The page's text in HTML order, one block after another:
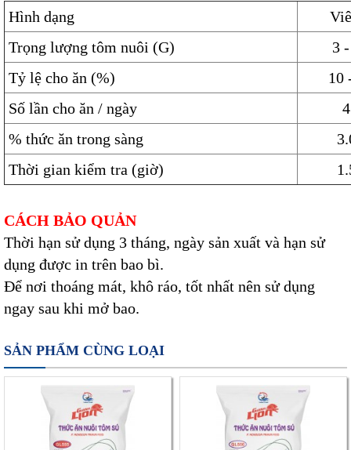
Hình dạng
Trọng lượng tôm nuôi (G)
3
Tỷ lệ cho ăn (%)
10
Số lần cho ăn / ngày
4
% thức ăn trong sàng
Thời gian kiểm tra (giờ)
CÁCH BẢO QUẢN
Thời hạn sử dụng 3 tháng, ngày sản xuất và hạn sử
dụng được in trên bao bì.
Để nơi thoáng mát, khô ráo, tốt nhất nên sử dụng
ngay sau khi mở bao.
SẢN PHẨM CÙNG LOẠI